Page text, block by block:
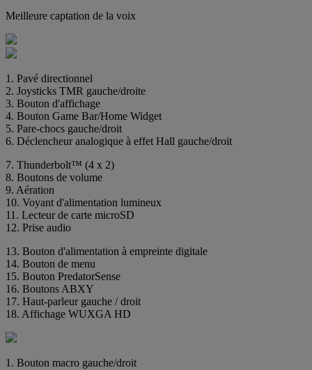
Meilleure captation de la voix
1. Pavé directionnel
2. Joysticks TMR gauche/droite
3. Bouton d'affichage
4. Bouton Game Bar/Home Widget
5. Pare-chocs gauche/droit
6. Déclencheur analogique à effet Hall gauche/droit
7. Thunderbolt™ (4 x 2)
8. Boutons de volume
9. Aération
10. Voyant d'alimentation lumineux
11. Lecteur de carte microSD
12. Prise audio
13. Bouton d'alimentation à empreinte digitale
14. Bouton de menu
15. Bouton PredatorSense
16. Boutons ABXY
17. Haut-parleur gauche / droit
18. Affichage WUXGA HD
1. Bouton macro gauche/droit